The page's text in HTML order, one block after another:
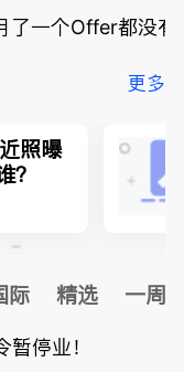
了一个Offer都没有
更多
照曝
？
际 精选 一周
停业！